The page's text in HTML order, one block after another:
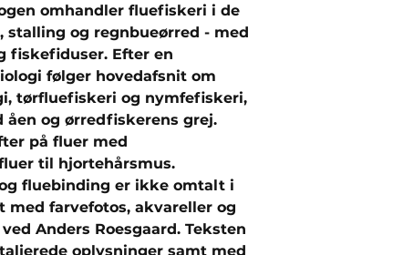
omhandler fluefiskeri i de
og regnbueørred - med
fiskefiduser. Efter en
følger hovedafsnit om
tørfluefiskeri og nymfefiskeri,
og ørredfiskerens grej.
på fluer med
til hjortehårsmus.
fluebinding er ikke omtalt i
med farvefotos, akvareller og
Anders Roesgaard. Teksten
oplysninger samt med